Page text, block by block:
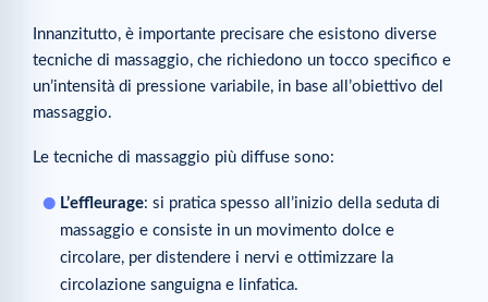
Innanzitutto, è importante precisare che esistono diverse
tecniche di massaggio, che richiedono un tocco specifico e
un’intensità di pressione variabile, in base all’obiettivo del
massaggio.
Le tecniche di massaggio più diffuse sono:
L’effleurage: si pratica spesso all’inizio della seduta di
massaggio e consiste in un movimento dolce e
circolare, per distendere i nervi e ottimizzare la
circolazione sanguigna e linfatica.